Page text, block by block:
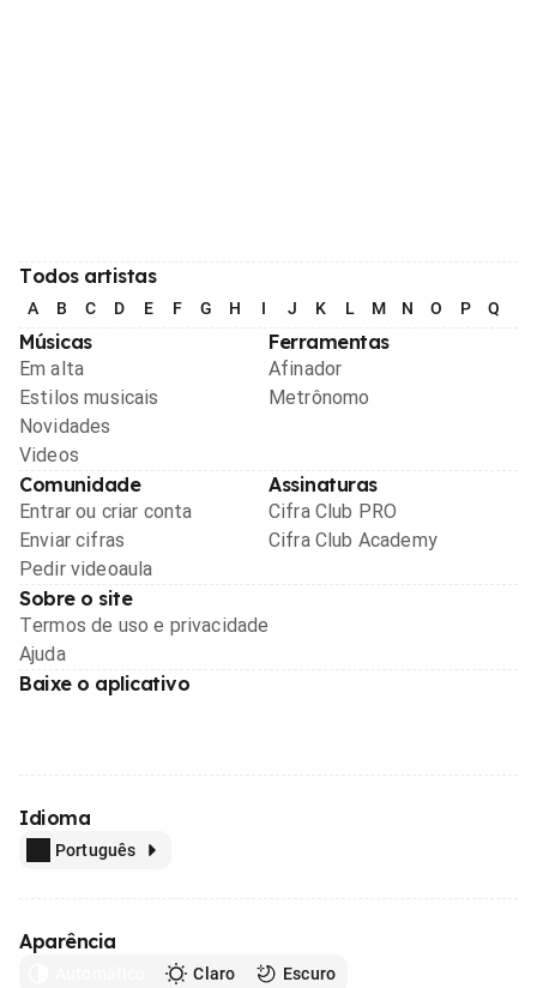
Todos artistas
A B C D E F G H I J K L M N O P Q
Músicas
Em alta
Estilos musicais
Novidades
Videos
Ferramentas
Afinador
Metrônomo
Comunidade
Entrar ou criar conta
Enviar cifras
Pedir videoaula
Assinaturas
Cifra Club PRO
Cifra Club Academy
Sobre o site
Termos de uso e privacidade
Ajuda
Baixe o aplicativo
Idioma
Português
Aparência
Claro Escuro